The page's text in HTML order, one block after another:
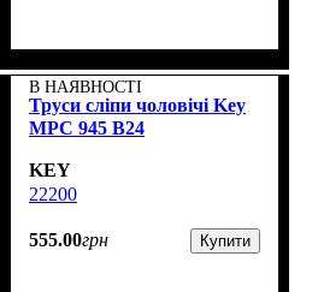
В НАЯВНОСТІ
Труси сліпи чоловічі Key
MPC 945 B24
KEY
22200
555.00грн Купити